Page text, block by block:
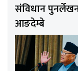
संविधान
आङदेम्बे